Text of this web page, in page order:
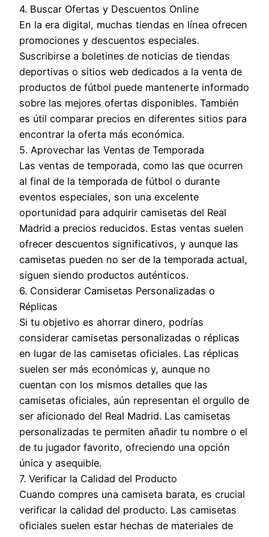
4. Buscar Ofertas y Descuentos Online
En la era digital, muchas tiendas en línea ofrecen
promociones y descuentos especiales.
Suscribirse a boletines de noticias de tiendas
deportivas o sitios web dedicados a la venta de
productos de fútbol puede mantenerte informado
sobre las mejores ofertas disponibles. También
es útil comparar precios en diferentes sitios para
encontrar la oferta más económica.
5. Aprovechar las Ventas de Temporada
Las ventas de temporada, como las que ocurren
al final de la temporada de fútbol o durante
eventos especiales, son una excelente
oportunidad para adquirir camisetas del Real
Madrid a precios reducidos. Estas ventas suelen
ofrecer descuentos significativos, y aunque las
camisetas pueden no ser de la temporada actual,
siguen siendo productos auténticos.
6. Considerar Camisetas Personalizadas o
Réplicas
Si tu objetivo es ahorrar dinero, podrías
considerar camisetas personalizadas o réplicas
en lugar de las camisetas oficiales. Las réplicas
suelen ser más económicas y, aunque no
cuentan con los mismos detalles que las
camisetas oficiales, aún representan el orgullo de
ser aficionado del Real Madrid. Las camisetas
personalizadas te permiten añadir tu nombre o el
de tu jugador favorito, ofreciendo una opción
única y asequible.
7. Verificar la Calidad del Producto
Cuando compres una camiseta barata, es crucial
verificar la calidad del producto. Las camisetas
oficiales suelen estar hechas de materiales de